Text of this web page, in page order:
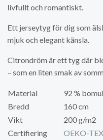
livfullt och romantiskt.
Ett jerseytyg för dig som
mjuk och elegant känsla.
Citrondröm är ett tyg där
– som en liten smak av
Material
92 %
Bredd
160 cm
Vikt
200 g/m2
Certifiering
OEKO-